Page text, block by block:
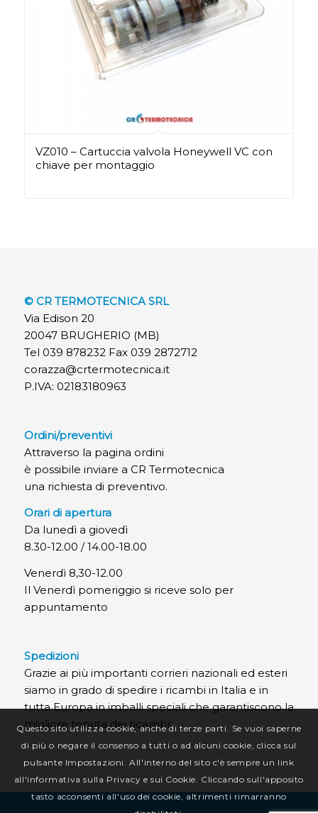
VZ010 – Cartuccia valvola Honeywell VC con
chiave per montaggio
© CR TERMOTECNICA SRL
Via Edison 20
20047 BRUGHERIO (MB)
Tel 039 878232 Fax 039 2872712
corazza@crtermotecnica.it
P.IVA: 02183180963
Ordini/preventivi
Attraverso la pagina ordini
è possibile inviare a CR Termotecnica
una richiesta di preventivo.
Orari di apertura
Da lunedì a giovedì
8.30-12.00 / 14.00-18.00
Venerdì 8,30-12.00
Il Venerdì pomeriggio si riceve solo per
appuntamento
Spedizioni
Grazie ai più importanti corrieri nazionali ed esteri
siamo in grado di spedire i ricambi in Italia e in
tutta Europa in imballi speciali che garantiscono la
migliore tenuta dei ricambi.
Questo sito utilizza cookie, anche di terze parti. Se vuoi saperne
di più o negare il consenso a tutti o ad alcuni cookie, clicca sul
pulsante Impostazioni. All'interno del sito c'è sempre un link
all'informativa sulla Privacy e sui Cookie. Cliccando sull'apposito
tasto acconsenti all'uso dei cookie, altrimenti rimarranno